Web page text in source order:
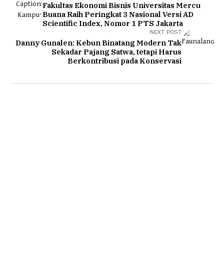
Fakultas Ekonomi Bisnis Universitas Mercu
Buana Raih Peringkat 3 Nasional Versi AD
Scientific Index, Nomor 1 PTS Jakarta
NEXT POST
Danny Gunalen: Kebun Binatang Modern Tak
Sekadar Pajang Satwa, tetapi Harus
Berkontribusi pada Konservasi